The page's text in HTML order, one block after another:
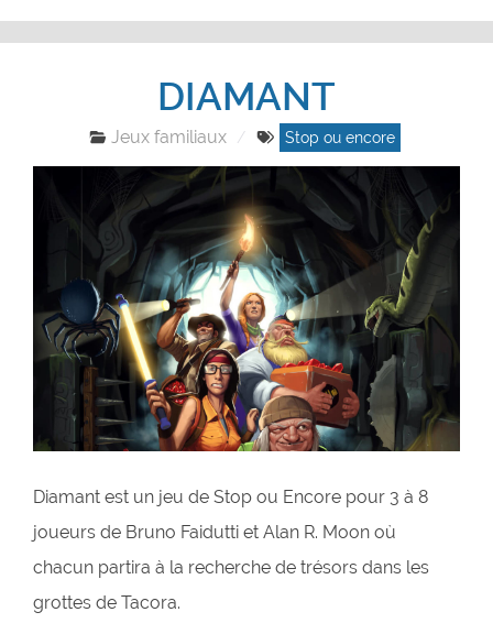
DIAMANT
Jeux familiaux Stop ou encore
Diamant est un jeu de Stop ou Encore pour 3 à 8
joueurs de Bruno Faidutti et Alan R. Moon où
chacun partira à la recherche de trésors dans les
grottes de Tacora.